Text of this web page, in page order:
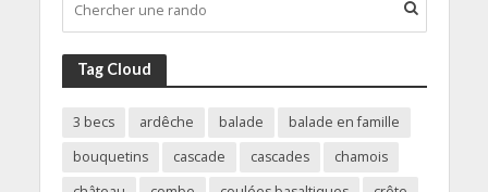
Tag Cloud
3 becs ardêche balade
balade en famille
bouquetins
cascade cascades
chamois